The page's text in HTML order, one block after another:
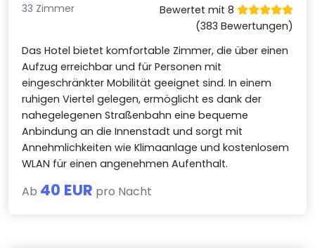
33 Zimmer
Bewertet mit 8
(383 Bewertungen)
Das Hotel bietet komfortable Zimmer, die über einen
Aufzug erreichbar und für Personen mit
eingeschränkter Mobilität geeignet sind. In einem
ruhigen Viertel gelegen, ermöglicht es dank der
nahegelegenen Straßenbahn eine bequeme
Anbindung an die Innenstadt und sorgt mit
Annehmlichkeiten wie Klimaanlage und kostenlosem
WLAN für einen angenehmen Aufenthalt.
Ab 40 EUR pro Nacht